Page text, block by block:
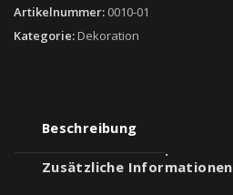
und
Wunschname
Artikelnummer: 0010-01
Kategorie: Dekoration
Beschreibung
Zusätzliche Informationen